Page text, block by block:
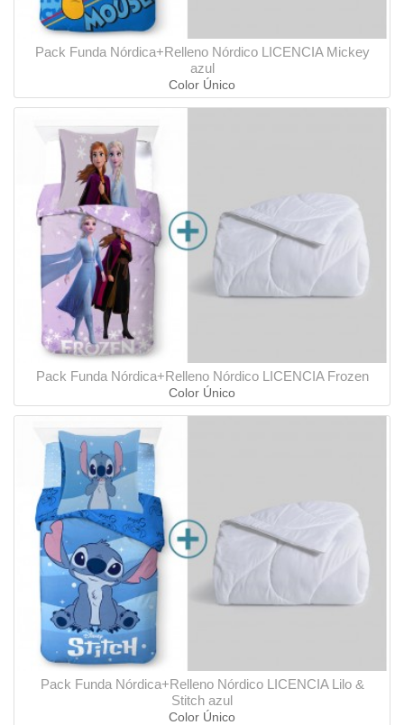
Pack Funda Nórdica+Relleno Nórdico LICENCIA Mickey
azul
Color Único
Pack Funda Nórdica+Relleno Nórdico LICENCIA Frozen
Color Único
Pack Funda Nórdica+Relleno Nórdico LICENCIA Lilo &
Stitch azul
Color Único